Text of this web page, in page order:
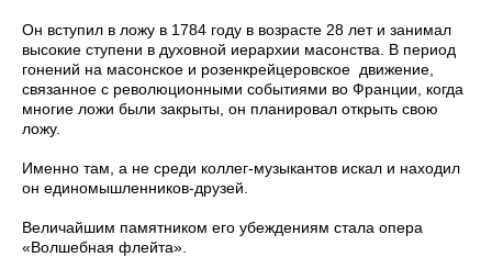
Он вступил в ложу в 1784 году в возрасте 28 лет и занимал
высокие ступени в духовной иерархии масонства. В период
гонений на масонское и розенкрейцеровское движение,
связанное с революционными событиями во Франции, когда
многие ложи были закрыты, он планировал открыть свою
ложу.
Именно там, а не среди коллег-музыкантов искал и находил
он единомышленников-друзей.
Величайшим памятником его убеждениям стала опера
«Волшебная флейта».